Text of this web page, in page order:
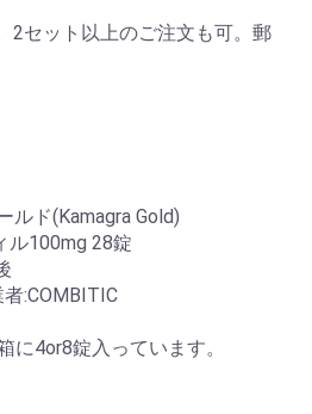
2セット以上のご注文も可。郵
ド(Kamagra Gold)
100mg 28錠
:COMBITIC
4or8錠入っています。